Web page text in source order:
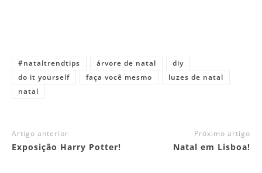
#nataltrendtips árvore de natal
diy
do it yourself
faça você mesmo
luzes de natal
natal
Artigo anterior
Exposição Harry Potter!
Próximo artigo
Natal em Lisboa!